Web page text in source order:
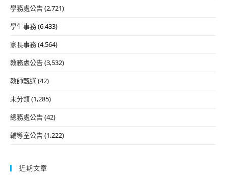
學務處公告(2,721)
學生事務(6,433)
家長事務(4,564)
教務處公告(3,532)
教師甄選(42)
未分類(1,285)
總務處公告(42)
輔導室公告(1,222)
近期文章